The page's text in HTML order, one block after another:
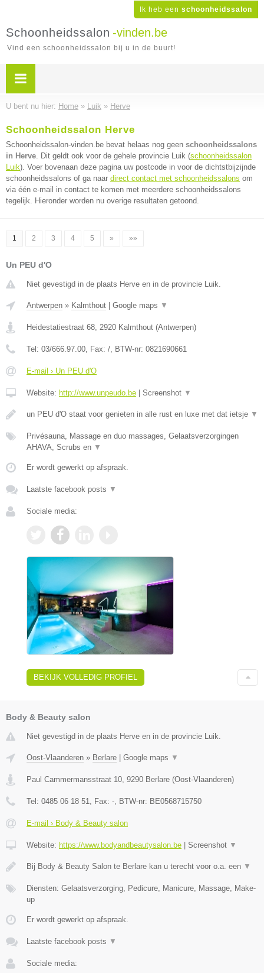
Ik heb een schoonheidssalon
Schoonheidssalon -vinden.be
Vind een schoonheidssalon bij u in de buurt!
U bent nu hier: Home » Luik » Herve
Schoonheidssalon Herve
Schoonheidssalon-vinden.be bevat helaas nog geen schoonheidssalons
in Herve. Dit geldt ook voor de gehele provincie Luik (schoonheidssalon
Luik). Voer bovenaan deze pagina uw postcode in voor de dichtstbijzijnde
schoonheidssalons of ga naar direct contact met schoonheidssalons om
via één e-mail in contact te komen met meerdere schoonheidssalons
tegelijk. Hieronder worden nu overige resultaten getoond.
1 2 3 4 5 » »»
Un PEU d'O
Niet gevestigd in de plaats Herve en in de provincie Luik.
Antwerpen » Kalmthout Google maps ▼
Heidestatiestraat 68, 2920 Kalmthout (Antwerpen)
Tel: 03/666.97.00, Fax: /, BTW-nr: 0821690661
E-mail › Un PEU d'O
Website: http://www.unpeudo.be Screenshot ▼
un PEU d'O staat voor genieten in alle rust en luxe met dat ietsje ▼
Privésauna, Massage en duo massages, Gelaatsverzorgingen
AHAVA, Scrubs en ▼
Er wordt gewerkt op afspraak.
Laatste facebook posts ▼
Sociale media:
BEKIJK VOLLEDIG PROFIEL
Body & Beauty salon
Niet gevestigd in de plaats Herve en in de provincie Luik.
Oost-Vlaanderen » Berlare | Google maps ▼
Paul Cammermansstraat 10 9290 Berlare (Oost-Vlaanderen)
Tel: 0485 06 18 51 , Fax: - , BTW-nr: BE0568715750
E-mail › Body & Beauty salon
Website: https://www.bodyandbeautysalon.be | Screenshot ▼
Bij Body & Beauty Salon te Berlare kan u terecht voor o.a. een ▼
Diensten: Gelaatsverzorging, Pedicure, Manicure, Massage, Make-
up
Er wordt gewerkt op afspraak.
Laatste facebook posts ▼
Sociale media: